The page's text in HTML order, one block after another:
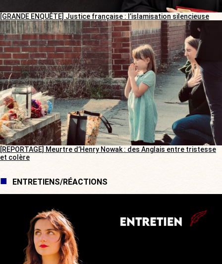
[GRANDE ENQUÊTE] Justice française : l’islamisation silencieuse
[REPORTAGE] Meurtre d’Henry Nowak : des Anglais entre tristesse
et colère
ENTRETIENS/RÉACTIONS